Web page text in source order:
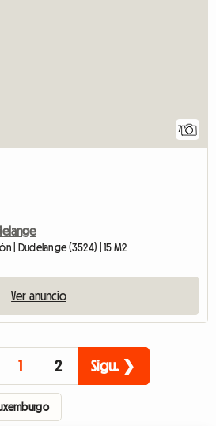
7
| Dudelange (3524) | 15 M2
Ver anuncio
1 2 Sigu. ❯